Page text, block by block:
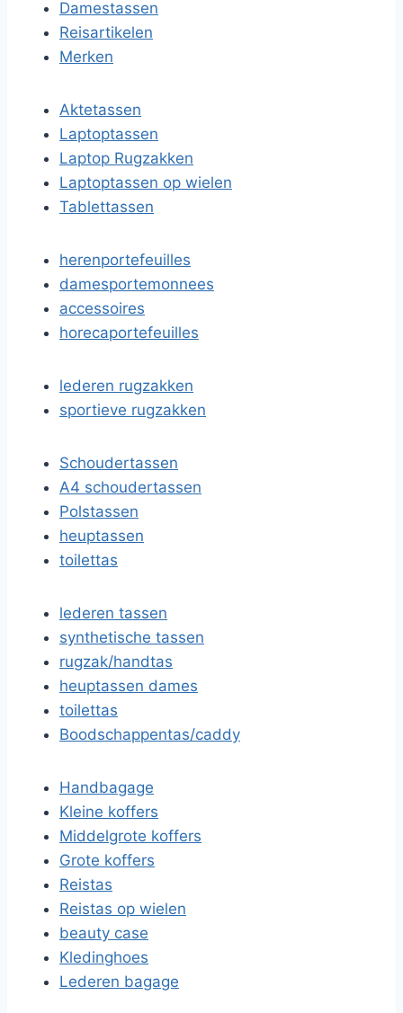
Damestassen
Reisartikelen
Merken
Aktetassen
Laptoptassen
Laptop Rugzakken
Laptoptassen op wielen
Tablettassen
herenportefeuilles
damesportemonnees
accessoires
horecaportefeuilles
lederen rugzakken
sportieve rugzakken
Schoudertassen
A4 schoudertassen
Polstassen
heuptassen
toilettas
lederen tassen
synthetische tassen
rugzak/handtas
heuptassen dames
toilettas
Boodschappentas/caddy
Handbagage
Kleine koffers
Middelgrote koffers
Grote koffers
Reistas
Reistas op wielen
beauty case
Kledinghoes
Lederen bagage